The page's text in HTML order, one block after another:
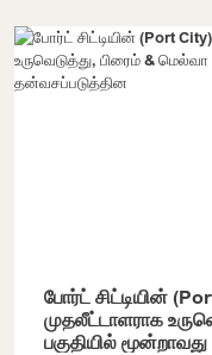
போர்ட் சிட்டியின்
முதலீட்டாளராக
பகுதியில்